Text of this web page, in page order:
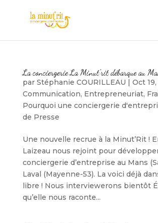
La conciergerie La Minut’rit débarque au
par Stéphanie COURILLEAU | Oct
Communication, Entrepreneuriat,
Pourquoi une conciergerie
de Presse
Une nouvelle recrue à la Minut’Rit !
Laizeau nous rejoint pour
conciergerie d’entreprise au Mans
Laval (Mayenne-53). La voici déjà
libre ! Nous interviewerons bientôt
qu’elle nous raconte...